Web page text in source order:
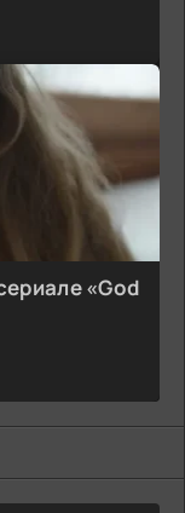
«God